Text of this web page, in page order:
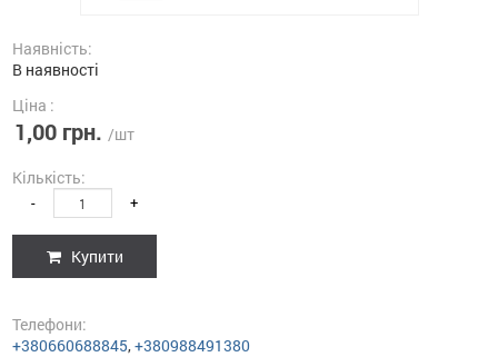
Наявність:
В наявності
Ціна :
1,00 грн. /шт
Кількість:
- +
Купити
Телефони:
+380660688845,+380988491380